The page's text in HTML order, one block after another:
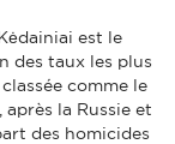
est le
des taux les plus
comme le
la Russie et
des homicides